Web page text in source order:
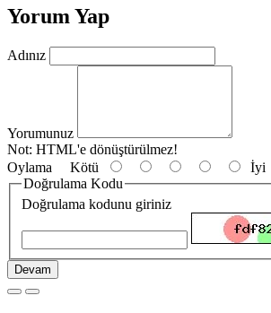
Yorum Yap
Adınız
Yorumunuz
Not: HTML'e dönüştürülmez!
Oylama Kötü
İyi
Doğrulama Kodu
Doğrulama kodunu giriniz
Devam